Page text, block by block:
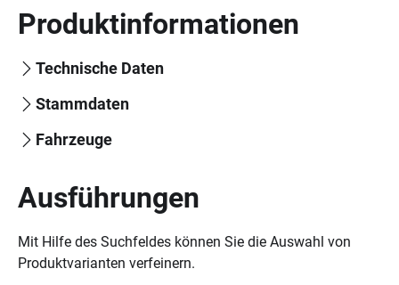
Produktinformationen
Technische Daten
Stammdaten
Fahrzeuge
Ausführungen
Mit Hilfe des Suchfeldes können Sie die Auswahl von
Produktvarianten verfeinern.